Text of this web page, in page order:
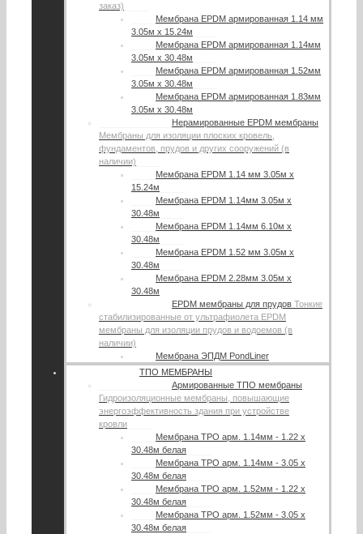
заказ)
Мембрана EPDM армированная 1.14 мм
3.05м х 15.24м
Мембрана EPDM армированная 1.14мм
3.05м х 30.48м
Мембрана EPDM армированная 1.52мм
3.05м х 30.48м
Мембрана EPDM армированная 1.83мм
3.05м х 30.48м
Нерамированные EPDM мембраны
Мембраны для изоляции плоских кровель,
фундаментов, прудов и других сооружений (в
наличии)
Мембрана EPDM 1.14 мм 3.05м х
15.24м
Мембрана EPDM 1.14мм 3.05м х
30.48м
Мембрана EPDM 1.14мм 6.10м х
30.48м
Мембрана EPDM 1.52 мм 3.05м х
30.48м
Мембрана EPDM 2.28мм 3.05м х
30.48м
EPDM мембраны для прудов Тонкие
стабилизированные от ультрафиолета EPDM
мембраны для изоляции прудов и водоемов (в
наличии)
Мембрана ЭПДМ PondLiner
ТПО МЕМБРАНЫ
Армированные ТПО мембраны
Гидроизоляционные мембраны, повышающие
энергоэффективность здания при устройстве
кровли
Мембрана TPO арм. 1.14мм - 1.22 х
30.48м белая
Мембрана TPO арм. 1.14мм - 3.05 х
30.48м белая
Мембрана TPO арм. 1.52мм - 1.22 х
30.48м белая
Мембрана TPO арм. 1.52мм - 3.05 х
30.48м белая